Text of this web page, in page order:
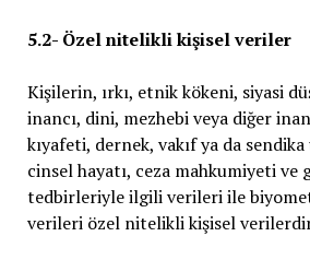
5.2- Özel nitelikli kişisel veriler
Kişilerin, ırkı, etnik kökeni, siyasi
inancı, dini, mezhebi veya diğer
kıyafeti, dernek, vakıf ya da sendika
cinsel hayatı, ceza mahkumiyeti ve
tedbirleriyle ilgili verileri ile
verileri özel nitelikli kişisel